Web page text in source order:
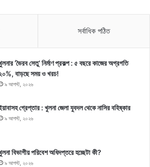
সর্বাধিক পঠিত
‘ভৈরব সেতু’ নির্মাণ প্রকল্প : ৫ বছরে কাজের অগ্রগতি
বাড়ছে সময় ও খরচ!
৯ আগস্ট, ২০২৬
গ্রেপ্তার : খুলনা জেলা যুবদল থেকে নাসির বহিষ্কার
৯ আগস্ট, ২০২৬
বিভাগীয় পরিবেশ অধিদপ্তরে হচ্ছেটা কী?
৯ আগস্ট, ২০২৬